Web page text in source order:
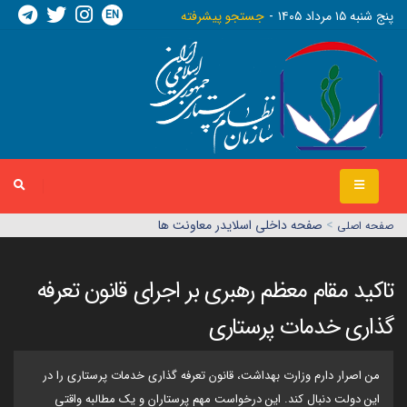
پنج شنبه ١٥ مرداد ١٤٠٥ جستجو پیشرفته EN
صفحه اصلي > صفحه داخلی اسلایدر معاونت ها
تاکید مقام معظم رهبری بر اجرای قانون تعرفه
گذاری خدمات پرستاری
من اصرار دارم وزارت بهداشت، قانون تعرفه گذاری خدمات پرستاری را در
این دولت دنبال کند. این درخواست مهم پرستاران و یک مطالبه واقتی